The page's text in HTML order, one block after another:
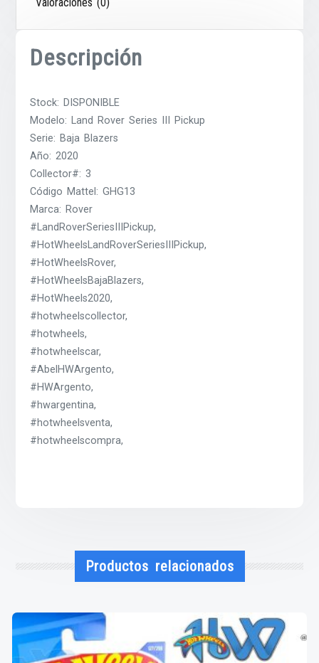
Descripción
Stock: DISPONIBLE
Modelo: Land Rover Series III Pickup
Serie: Baja Blazers
Año: 2020
Collector#: 3
Código Mattel: GHG13
Marca: Rover
#LandRoverSeriesIIIPickup,
#HotWheelsLandRoverSeriesIIIPickup,
#HotWheelsRover,
#HotWheelsBajaBlazers,
#HotWheels2020,
#hotwheelscollector,
#hotwheels,
#hotwheelscar,
#AbelHWArgento,
#HWArgento,
#hwargentina,
#hotwheelsventa,
#hotwheelscompra,
Productos relacionados